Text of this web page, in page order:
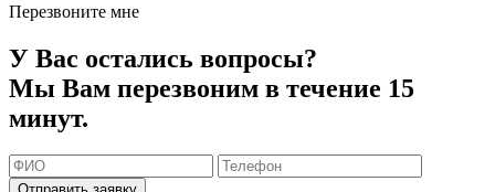
Перезвоните мне
У Вас остались вопросы?
Мы Вам перезвоним в течение 15
минут.